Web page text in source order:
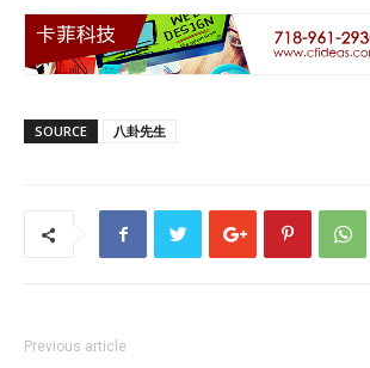
SOURCE 八卦先生
Previous article